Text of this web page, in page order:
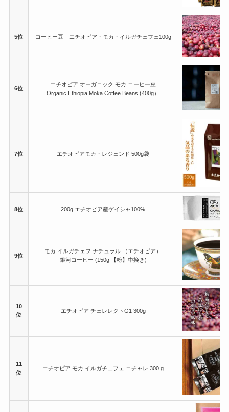
5位 コーヒー豆 エチオピア・モカ・イルガチェフェ100g
6位
エチオピア オーガニック モカ コーヒー豆
Organic Ethiopia Moka Coffee Beans (400g）
7位 エチオピアモカ・レジェンド 500g袋
8位 200g エチオピア産ゲイシャ100%
9位
モカ イルガチェフ ナチュラル （エチオピア）
銀河コーヒー (150g 【粉】中挽き)
10
位
エチオピア チェレレクトG1 300g
11
位
エチオピア モカ イルガチェフェ コチャレ 300 g